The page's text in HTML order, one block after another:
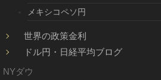
メキシコペソ円
世界の政策金利
ドル円・日経平均ブログ
NYダウ